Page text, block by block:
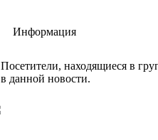
Информация
Посетители, находящиеся в
в данной новости.